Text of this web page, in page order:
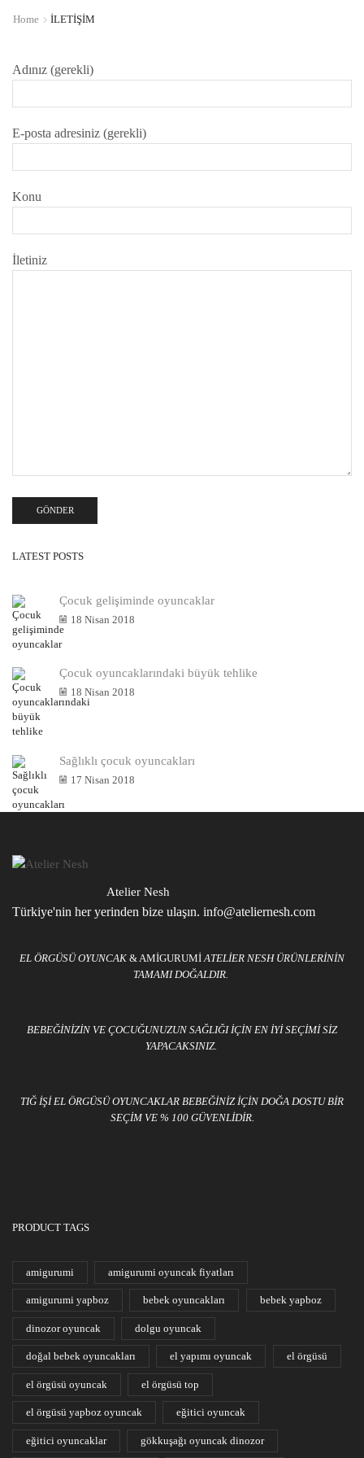
Home İLETIŞIM
Adınız (gerekli)
E-posta adresiniz (gerekli)
Konu
İletiniz
LATEST POSTS
Çocuk gelişiminde oyuncaklar
18 Nisan 2018
Çocuk oyuncaklarındaki büyük tehlike
18 Nisan 2018
Sağlıklı çocuk oyuncakları
17 Nisan 2018
Atelier Nesh
Türkiye'nin her yerinden bize ulaşın. info@ateliernesh.com
EL ÖRGÜSÜ OYUNCAK & AMIGURUMI ATELIER NESH ÜRÜNLERININ
TAMAMI DOĞALDIR.
BEBEĞINIZIN VE ÇOCUĞUNUZUN SAĞLIĞI IÇIN EN IYI SEÇIMI SIZ
YAPACAKSINIZ.
TIĞ IŞI EL ÖRGÜSÜ OYUNCAKLAR BEBEĞINIZ IÇIN DOĞA DOSTU BIR
SEÇIM VE % 100 GÜVENLIDIR.
PRODUCT TAGS
amigurumi amigurumi oyuncak fiyatları
amigurumi yapboz bebek oyuncakları bebek yapboz
dinozor oyuncak dolgu oyuncak
doğal bebek oyuncakları el yapımı oyuncak el örgüsü
el örgüsü oyuncak el örgüsü top
el örgüsü yapboz oyuncak eğitici oyuncak
eğitici oyuncaklar gökkuşağı oyuncak dinozor